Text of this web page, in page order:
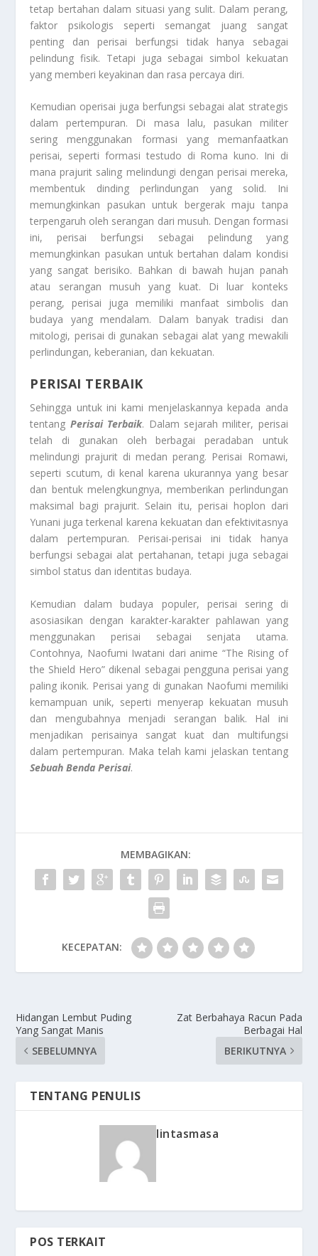
tetap bertahan dalam situasi yang sulit. Dalam perang,
faktor psikologis seperti semangat juang sangat
penting dan perisai berfungsi tidak hanya sebagai
pelindung fisik. Tetapi juga sebagai simbol kekuatan
yang memberi keyakinan dan rasa percaya diri.
Kemudian operisai juga berfungsi sebagai alat strategis
dalam pertempuran. Di masa lalu, pasukan militer
sering menggunakan formasi yang memanfaatkan
perisai, seperti formasi testudo di Roma kuno. Ini di
mana prajurit saling melindungi dengan perisai mereka,
membentuk dinding perlindungan yang solid. Ini
memungkinkan pasukan untuk bergerak maju tanpa
terpengaruh oleh serangan dari musuh. Dengan formasi
ini, perisai berfungsi sebagai pelindung yang
memungkinkan pasukan untuk bertahan dalam kondisi
yang sangat berisiko. Bahkan di bawah hujan panah
atau serangan musuh yang kuat. Di luar konteks
perang, perisai juga memiliki manfaat simbolis dan
budaya yang mendalam. Dalam banyak tradisi dan
mitologi, perisai di gunakan sebagai alat yang mewakili
perlindungan, keberanian, dan kekuatan.
PERISAI TERBAIK
Sehingga untuk ini kami menjelaskannya kepada anda
tentang Perisai Terbaik. Dalam sejarah militer, perisai
telah di gunakan oleh berbagai peradaban untuk
melindungi prajurit di medan perang. Perisai Romawi,
seperti scutum, di kenal karena ukurannya yang besar
dan bentuk melengkungnya, memberikan perlindungan
maksimal bagi prajurit. Selain itu, perisai hoplon dari
Yunani juga terkenal karena kekuatan dan efektivitasnya
dalam pertempuran. Perisai-perisai ini tidak hanya
berfungsi sebagai alat pertahanan, tetapi juga sebagai
simbol status dan identitas budaya.
Kemudian dalam budaya populer, perisai sering di
asosiasikan dengan karakter-karakter pahlawan yang
menggunakan perisai sebagai senjata utama.
Contohnya, Naofumi Iwatani dari anime “The Rising of
the Shield Hero” dikenal sebagai pengguna perisai yang
paling ikonik. Perisai yang di gunakan Naofumi memiliki
kemampuan unik, seperti menyerap kekuatan musuh
dan mengubahnya menjadi serangan balik. Hal ini
menjadikan perisainya sangat kuat dan multifungsi
dalam pertempuran. Maka telah kami jelaskan tentang
Sebuah Benda Perisai.
MEMBAGIKAN:
KECEPATAN:
Hidangan Lembut Puding
Yang Sangat Manis
SEBELUMNYA
Zat Berbahaya Racun Pada
Berbagai Hal
BERIKUTNYA
TENTANG PENULIS
lintasmasa
POS TERKAIT